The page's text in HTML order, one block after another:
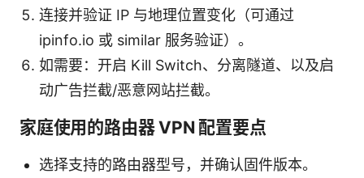
连接并验证 IP 与地理位置变化（可通过
ipinfo.io 或 similar 服务验证）。
如需要：开启 Kill Switch、分离隧道、以及启
动广告拦截/恶意网站拦截。
家庭使用的路由器 VPN 配置要点
选择支持的路由器型号，并确认固件版本。